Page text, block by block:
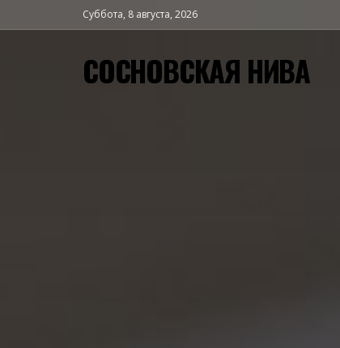
Суббота, 8 августа, 2026
СОСНОВСКАЯ НИВА